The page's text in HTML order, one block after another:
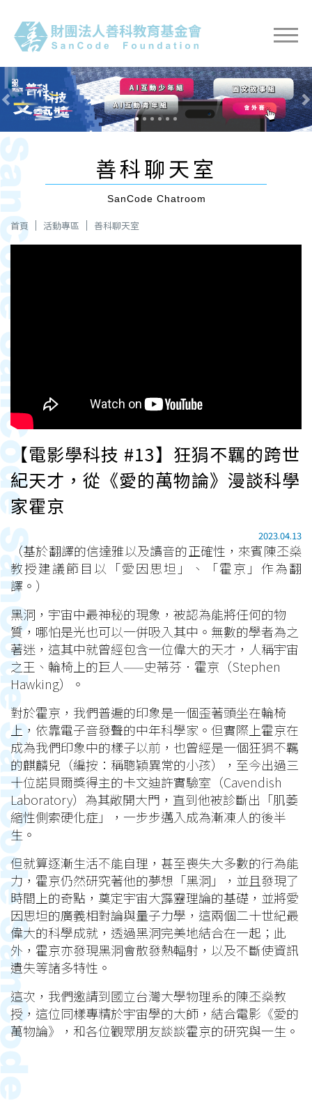
Previous Next
善科聊天室
SanCode Chatroom
首頁 活動專區 善科聊天室
【電影學科技 #13】狂狷不羈的跨世
紀天才，從《愛的萬物論》漫談科學
家霍京
2023.04.13
（基於翻譯的信達雅以及讀音的正確性，來賓陳丕燊
教授建議節目以「愛因思坦」、「霍京」作為翻
譯。）
黑洞，宇宙中最神秘的現象，被認為能將任何的物
質，哪怕是光也可以一併吸入其中。無數的學者為之
著迷，這其中就曾經包含一位偉大的天才，人稱宇宙
之王、輪椅上的巨人——史蒂芬．霍京（Stephen
Hawking）。
對於霍京，我們普遍的印象是一個歪著頭坐在輪椅
上，依靠電子音發聲的中年科學家。但實際上霍京在
成為我們印象中的樣子以前，也曾經是一個狂狷不羈
的麒麟兒（編按：稱聰穎異常的小孩），至今出過三
十位諾貝爾獎得主的卡文迪許實驗室（Cavendish
Laboratory）為其敞開大門，直到他被診斷出「肌萎
縮性側索硬化症」，一步步邁入成為漸凍人的後半
生。
但就算逐漸生活不能自理，甚至喪失大多數的行為能
力，霍京仍然研究著他的夢想「黑洞」，並且發現了
時間上的奇點，奠定宇宙大霹靂理論的基礎，並將愛
因思坦的廣義相對論與量子力學，這兩個二十世紀最
偉大的科學成就，透過黑洞完美地結合在一起；此
外，霍京亦發現黑洞會散發熱輻射，以及不斷使資訊
遺失等諸多特性。
這次，我們邀請到國立台灣大學物理系的陳丕燊教
授，這位同樣專精於宇宙學的大師，結合電影《愛的
萬物論》，和各位觀眾朋友談談霍京的研究與一生。